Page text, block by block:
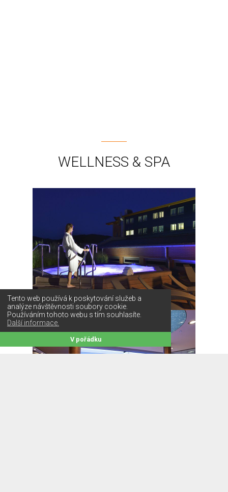
WELLNESS & SPA
Tento web používá k poskytování služeb a
analýze návštěvnosti soubory cookie.
Používáním tohoto webu s tím souhlasíte.
Další informace.
V pořádku